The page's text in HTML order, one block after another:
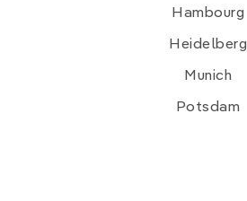
Hambourg
Heidelberg
Munich
Potsdam